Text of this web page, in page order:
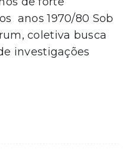
anos 1970/80 Sob
coletiva busca
investigações